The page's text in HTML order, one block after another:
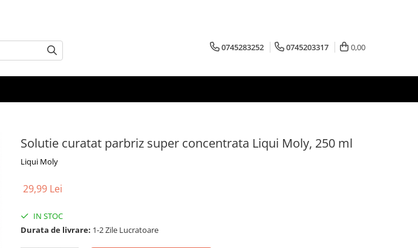
0745283252 0745203317 0,00
Solutie curatat parbriz super concentrata Liqui Moly, 250 ml
Liqui Moly
29,99 Lei
IN STOC
Durata de livrare: 1-2 Zile Lucratoare